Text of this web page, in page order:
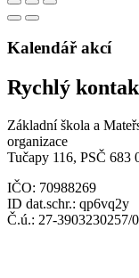
Kalendář akcí
Rychlý
Základní škola a
organizace
Tučapy 116, PSČ 683
IČO: 70988269
ID dat.schr.: qp6vq2y
Č.ú.: 27-3903230257/